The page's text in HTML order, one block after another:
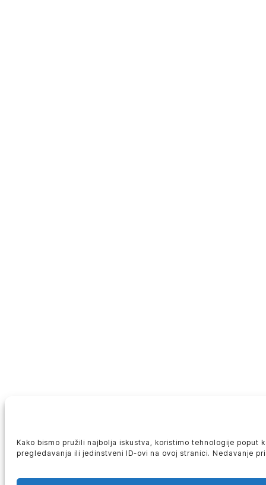
Kako bismo pružili najbolja iskustva, koristimo tehnologije
pregledavanja ili jedinstveni ID-ovi na ovoj stranici. Nedavanje